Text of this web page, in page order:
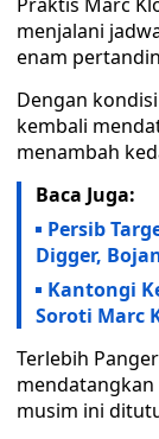
menjalani
enam
Dengan
kembali
menambah
Baca Juga:
Persib
Digger,
Kantongi
Soroti Marc
Terlebih
musim ini